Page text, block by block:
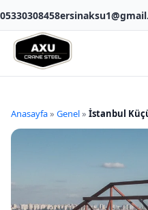
05330308458
Anasayfa» Genel» İstanbul